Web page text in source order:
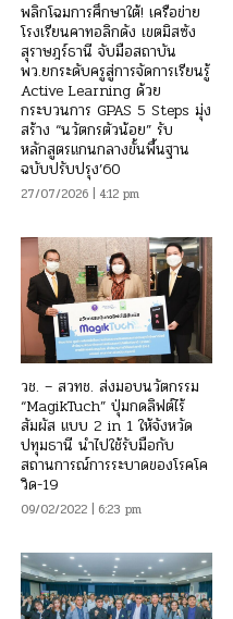
พลิกโฉมการศึกษาใต้! เครือข่าย
โรงเรียนคาทอลิกดัง เขตมิสซัง
สุราษฎร์ธานี จับมือสถาบัน
พว.ยกระดับครูสู่การจัดการเรียนรู้
Active Learning ด้วย
กระบวนการ GPAS 5 Steps มุ่ง
สร้าง “นวัตกรตัวน้อย” รับ
หลักสูตรแกนกลางขั้นพื้นฐาน
ฉบับปรับปรุง’60
27/07/2026 | 4:12 pm
วช. – สวทช. ส่งมอบนวัตกรรม
“MagikTuch” ปุ่มกดลิฟต์ไร้
สัมผัส แบบ 2 in 1 ให้จังหวัด
ปทุมธานี นำไปใช้รับมือกับ
สถานการณ์การระบาดของโรคโค
วิด-19
09/02/2022 | 6:23 pm